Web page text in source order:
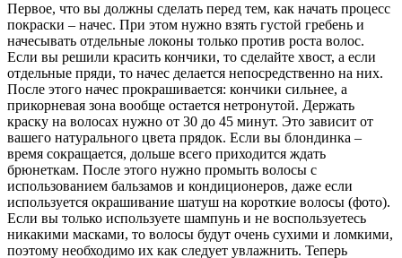
Первое, что вы должны сделать перед тем, как начать процесс
покраски – начес. При этом нужно взять густой гребень и
начесывать отдельные локоны только против роста волос.
Если вы решили красить кончики, то сделайте хвост, а если
отдельные пряди, то начес делается непосредственно на них.
После этого начес прокрашивается: кончики сильнее, а
прикорневая зона вообще остается нетронутой. Держать
краску на волосах нужно от 30 до 45 минут. Это зависит от
вашего натурального цвета прядок. Если вы блондинка –
время сокращается, дольше всего приходится ждать
брюнеткам. После этого нужно промыть волосы с
использованием бальзамов и кондиционеров, даже если
используется окрашивание шатуш на короткие волосы (фото).
Если вы только используете шампунь и не воспользуетесь
никакими масками, то волосы будут очень сухими и ломкими,
поэтому необходимо их как следует увлажнить. Теперь